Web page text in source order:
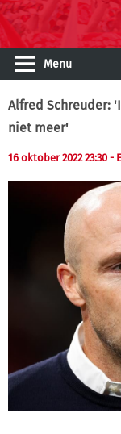
Menu
Alfred Schreuder:
niet meer'
16 oktober 2022 23:30 -